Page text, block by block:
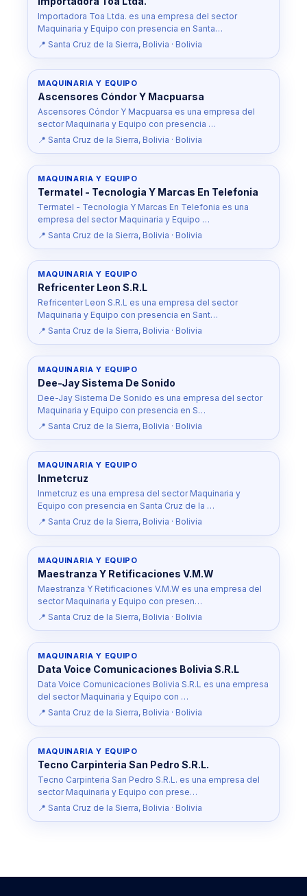
Importadora Toa Ltda. es una empresa del sector
Maquinaria y Equipo con presencia en Santa…
📍 Santa Cruz de la Sierra, Bolivia · Bolivia
MAQUINARIA Y EQUIPO
Ascensores Cóndor Y Macpuarsa
Ascensores Cóndor Y Macpuarsa es una empresa del
sector Maquinaria y Equipo con presencia …
📍 Santa Cruz de la Sierra, Bolivia · Bolivia
MAQUINARIA Y EQUIPO
Termatel - Tecnologia Y Marcas En Telefonia
Termatel - Tecnologia Y Marcas En Telefonia es una
empresa del sector Maquinaria y Equipo …
📍 Santa Cruz de la Sierra, Bolivia · Bolivia
MAQUINARIA Y EQUIPO
Refricenter Leon S.R.L
Refricenter Leon S.R.L es una empresa del sector
Maquinaria y Equipo con presencia en Sant…
📍 Santa Cruz de la Sierra, Bolivia · Bolivia
MAQUINARIA Y EQUIPO
Dee-Jay Sistema De Sonido
Dee-Jay Sistema De Sonido es una empresa del sector
Maquinaria y Equipo con presencia en S…
📍 Santa Cruz de la Sierra, Bolivia · Bolivia
MAQUINARIA Y EQUIPO
Inmetcruz
Inmetcruz es una empresa del sector Maquinaria y
Equipo con presencia en Santa Cruz de la …
📍 Santa Cruz de la Sierra, Bolivia · Bolivia
MAQUINARIA Y EQUIPO
Maestranza Y Retificaciones V.M.W
Maestranza Y Retificaciones V.M.W es una empresa del
sector Maquinaria y Equipo con presen…
📍 Santa Cruz de la Sierra, Bolivia · Bolivia
MAQUINARIA Y EQUIPO
Data Voice Comunicaciones Bolivia S.R.L
Data Voice Comunicaciones Bolivia S.R.L es una empresa
del sector Maquinaria y Equipo con …
📍 Santa Cruz de la Sierra, Bolivia · Bolivia
MAQUINARIA Y EQUIPO
Tecno Carpinteria San Pedro S.R.L.
Tecno Carpinteria San Pedro S.R.L. es una empresa del
sector Maquinaria y Equipo con prese…
📍 Santa Cruz de la Sierra, Bolivia · Bolivia